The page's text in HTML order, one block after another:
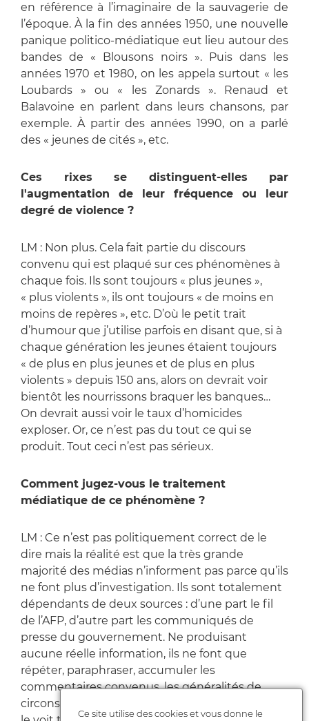
en référence à l’imaginaire de la sauvagerie de
l’époque. À la fin des années 1950, une nouvelle
panique politico-médiatique eut lieu autour des
bandes de « Blousons noirs ». Puis dans les
années 1970 et 1980, on les appela surtout « les
Loubards » ou « les Zonards ». Renaud et
Balavoine en parlent dans leurs chansons, par
exemple. À partir des années 1990, on a parlé
des « jeunes de cités », etc.
Ces rixes se distinguent-elles par
l'augmentation de leur fréquence ou leur
degré de violence ?
LM : Non plus. Cela fait partie du discours
convenu qui est plaqué sur ces phénomènes à
chaque fois. Ils sont toujours « plus jeunes »,
« plus violents », ils ont toujours « de moins en
moins de repères », etc. D’où le petit trait
d’humour que j’utilise parfois en disant que, si à
chaque génération les jeunes étaient toujours
« de plus en plus jeunes et de plus en plus
violents » depuis 150 ans, alors on devrait voir
bientôt les nourrissons braquer les banques…
On devrait aussi voir le taux d’homicides
exploser. Or, ce n’est pas du tout ce qui se
produit. Tout ceci n’est pas sérieux.
Comment jugez-vous le traitement
médiatique de ce phénomène ?
LM : Ce n’est pas politiquement correct de le
dire mais la réalité est que la très grande
majorité des médias n’informent pas parce qu’ils
ne font plus d’investigation. Ils sont totalement
dépendants de deux sources : d’une part le fil
de l’AFP, d’autre part les communiqués de
presse du gouvernement. Ne produisant
aucune réelle information, ils ne font que
répéter, paraphraser, accumuler les
commentaires convenus, les généralités de
circonstance et les jugements moralisateurs. On
Ce site utilise des cookies et vous donne le